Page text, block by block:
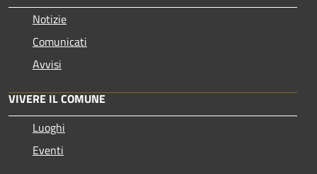
Notizie
Comunicati
Avvisi
VIVERE IL COMUNE
Luoghi
Eventi